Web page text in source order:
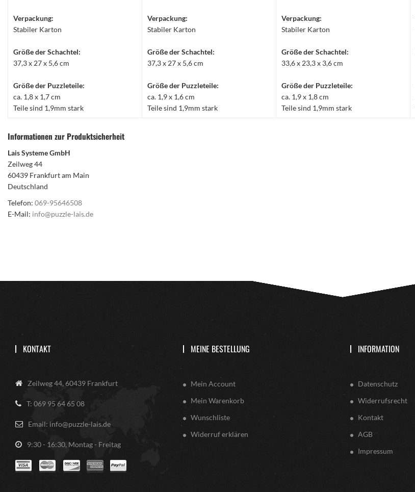
Verpackung:
Stabiler Karton
Größe der Schachtel:
37,3 x 27 x 5,6 cm
Größe der Puzzleteile:
ca. 1,8 x 1,7 cm
Teile sind 1,9mm stark
Verpackung:
Stabiler Karton
Größe der Schachtel:
37,3 x 27 x 5,6 cm
Größe der Puzzleteile:
ca. 1,9 x 1,6 cm
Teile sind 1,9mm stark
Verpackung:
Stabiler Karton
Größe der Schachtel:
33,6 x 23,3 x 3,6 cm
Größe der Puzzleteile:
ca. 1,9 x 1,8 cm
Teile sind 1,9mm stark
Informationen zur Produktsicherheit
Lais Systeme GmbH
Zeilweg 44
60439 Frankfurt am Main
Deutschland
Telefon: 069-95646508
E-Mail: info@puzzle-lais.de
KONTAKT
Zeilweg 44, 60439 Frankfurt
T: 069 95 64 65 08
Email: info@puzzle-lais.de
9:30 - 16:30, Montag - Freitag
MEINE BESTELLUNG
Mein Account
Mein Warenkorb
Wunschliste
Widerruf erklären
INFORMATION
Datenschutz
Widerrufsrecht
Kontakt
AGB
Impressum